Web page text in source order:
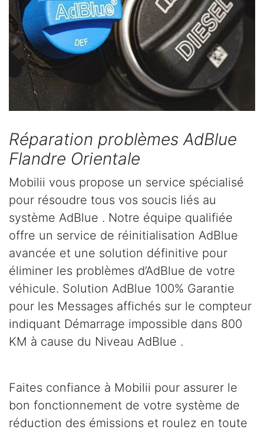
Réparation problèmes AdBlue
Flandre Orientale
Mobilii vous propose un service spécialisé
pour résoudre tous vos soucis liés au
système AdBlue . Notre équipe qualifiée
offre un service de réinitialisation AdBlue
avancée et une solution définitive pour
éliminer les problèmes d’AdBlue de votre
véhicule. Solution AdBlue 100% Garantie
pour les Messages affichés sur le compteur
indiquant Démarrage impossible dans 800
KM à cause du Niveau AdBlue .
Faites confiance à Mobilii pour assurer le
bon fonctionnement de votre système de
réduction des émissions et roulez en toute